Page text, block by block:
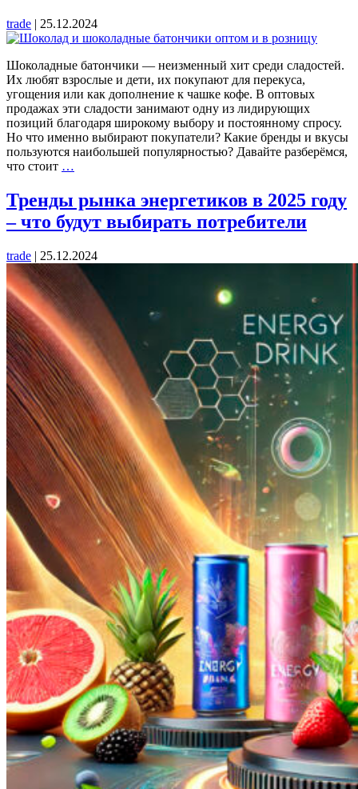
trade | 25.12.2024
Шоколадные батончики — неизменный хит среди сладостей.
Их любят взрослые и дети, их покупают для перекуса,
угощения или как дополнение к чашке кофе. В оптовых
продажах эти сладости занимают одну из лидирующих
позиций благодаря широкому выбору и постоянному спросу.
Но что именно выбирают покупатели? Какие бренды и вкусы
пользуются наибольшей популярностью? Давайте разберёмся,
что стоит …
батончиков
в
продажах
Тренды рынка энергетиков в 2025 году
– что будут выбирать потребители
trade | 25.12.2024